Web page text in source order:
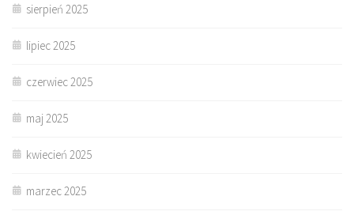
sierpień 2025
lipiec 2025
czerwiec 2025
maj 2025
kwiecień 2025
marzec 2025